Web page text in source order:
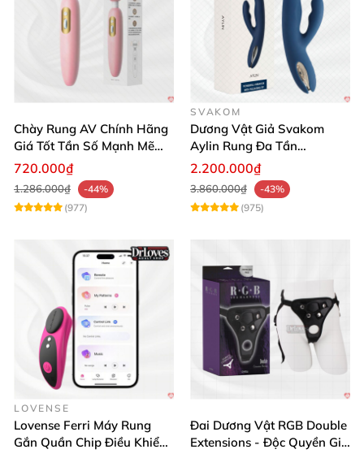
Chày Rung AV Chính Hãng
Giá Tốt Tần Số Mạnh Mẽ
Siêu Bền
720.000₫
1.286.000₫
-44%
(977)
SVAKOM
Dương Vật Giả Svakom
Aylin Rung Đa Tần
Massage Sung Sướng
2.200.000₫
3.860.000₫
-43%
(975)
LOVENSE
Lovense Ferri Máy Rung
Gắn Quần Chip Điều Khiển
Đai Dương Vật RGB Double
Extensions - Độc Quyền Giá